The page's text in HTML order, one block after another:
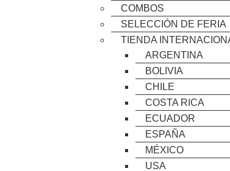
COMBOS
SELECCIÓN DE FERIA
TIENDA
ARGENTINA
BOLIVIA
CHILE
COSTA RICA
ECUADOR
ESPAÑA
MÉXICO
USA